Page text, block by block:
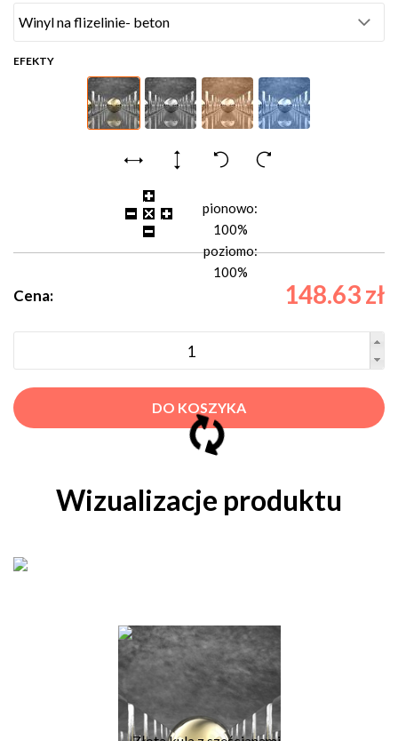
EFEKTY
pionowo:
100%
poziomo:
100%
Cena: 148.63 zł
DO KOSZYKA
Wizualizacje produktu